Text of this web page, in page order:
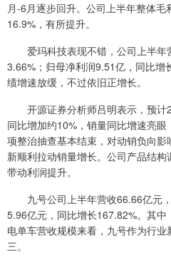
月-6月逐步回升。公司上半年整体毛
16.9%，有所提升。
爱玛科技表现不错，公司上半年
3.66%；归母净利润9.51亿，同比增
绩增速放缓，不过依旧正增长。
开源证券分析师吕明表示，预计
同比增加约10%，销量同比增速亮
项整治抽查基本结束，对动销负向
新顺利拉动销量增长。公司产品结
带动利润提升。
九号公司上半年营收66.66亿元
5.96亿元，同比增长167.82%。其
电单车营收规模来看，九号作为行
三。